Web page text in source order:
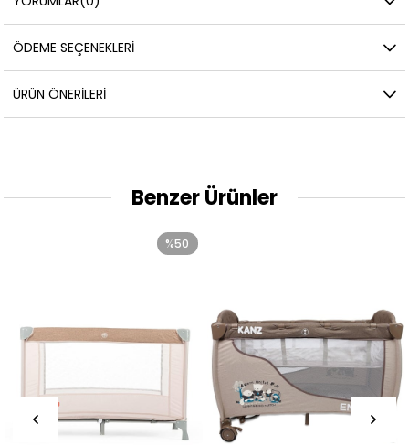
ÖDEME SEÇENEKLERI
ÜRÜN ÖNERILERI
Benzer Ürünler
%50